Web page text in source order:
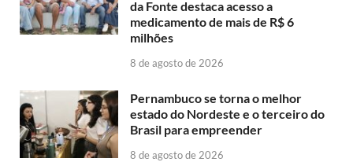
da Fonte destaca acesso a
medicamento de mais de R$ 6
milhões
8 de agosto de 2026
Pernambuco se torna o melhor
estado do Nordeste e o terceiro do
Brasil para empreender
8 de agosto de 2026